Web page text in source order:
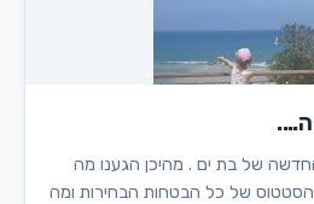
של בת ים . מהיכן הגענו מה
של כל הבטחות הבחירות ומה